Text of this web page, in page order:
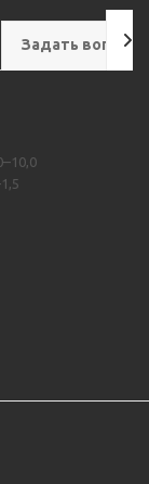
Задать вопрос